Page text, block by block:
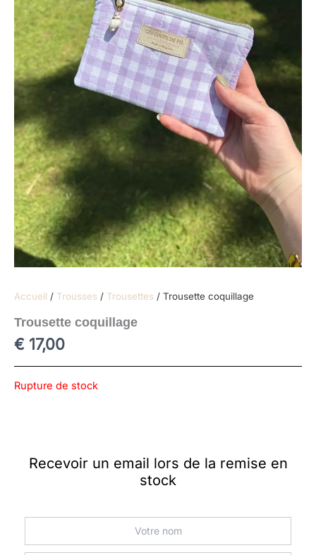
Accueil / Trousses / Trousettes / Trousette coquillage
Trousette coquillage
€ 17,00
Rupture de stock
Recevoir un email lors de la remise en
stock